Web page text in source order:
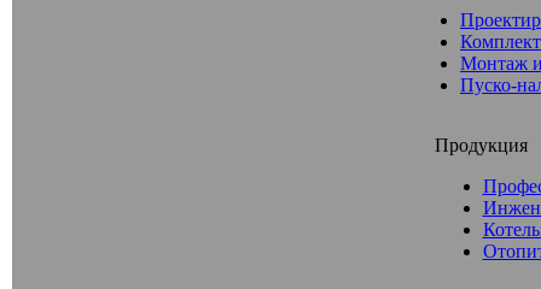
Монтаж
Пуско-
Продукция